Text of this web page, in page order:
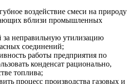
воздействие смеси на природу
вблизи промышленных
за неправильную утилизацию
соединений;
работы предприятия по
конденсат рационально,
топлива;
процесс производства газовых и